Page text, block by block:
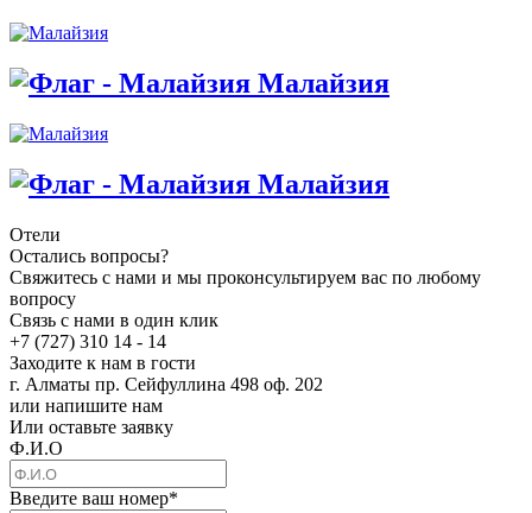
Малайзия
Малайзия
Отели
Остались вопросы?
Свяжитесь с нами и мы проконсультируем вас по любому
вопросу
Связь с нами в один клик
+7 (727) 310 14 - 14
Заходите к нам в гости
г. Алматы пр. Сейфуллина 498 оф. 202
или напишите нам
Или оставьте заявку
Ф.И.О
Введите ваш номер*